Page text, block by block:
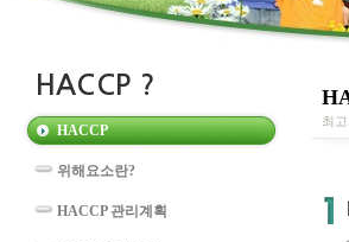
HACCP
위해요소란?
HACCP 관리계획
최